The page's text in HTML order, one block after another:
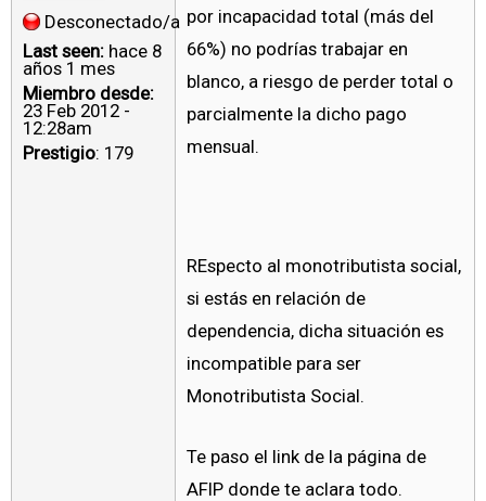
Desconectado/a
Last seen: hace 8
años 1 mes
Miembro desde:
23 Feb 2012 -
12:28am
Prestigio: 179
por incapacidad total (más del
66%) no podrías trabajar en
blanco, a riesgo de perder total o
parcialmente la dicho pago
mensual.
REspecto al monotributista social,
si estás en relación de
dependencia, dicha situación es
incompatible para ser
Monotributista Social.
Te paso el link de la página de
AFIP donde te aclara todo.